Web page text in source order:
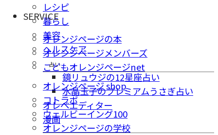
レシピ
暮らし
美容
ヘルスケア
占い
鏡リュウジの12星座占い
水晶玉子のプレミアムうさぎ占い
オレペエディター
漫画
SERVICE
オレンジページの本
オレンジページメンバーズ
こどもオレンジページnet
オレンジページ shop
コトラボ
ウェルビーイング100
オレンジページの学校